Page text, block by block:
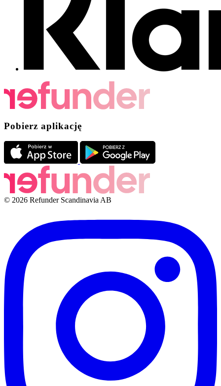
Pobierz aplikację
© 2026 Refunder Scandinavia AB